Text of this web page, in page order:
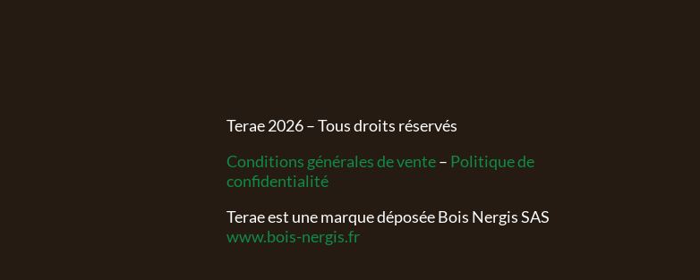
Terae2026– Tous droits réservés
Conditions générales de vente– Politique de
confidentialité
Terae est une marque déposée Bois Nergis SAS
www.bois-nergis.fr